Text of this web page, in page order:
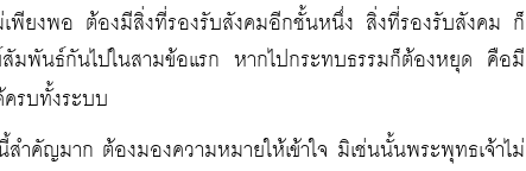
พียงพอ ต้องมีสิ่งที่รองรับสังคมอีกชั้นหนึ่ง สิ่งที่รองรับสังคม ก็
พันธ์กันไปในสามข้อแรก หากไปกระทบธรรมก็ต้องหยุด คือมี
รบทั้งระบบ
คัญมาก ต้องมองความหมายให้เข้าใจ มิเช่นนั้นพระพุทธเจ้าไม่